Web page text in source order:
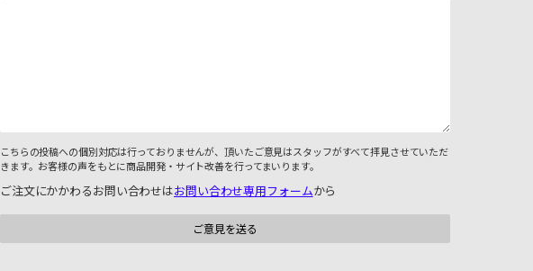
こちらの投稿への個別対応は行っておりませんが、頂いたご意見はスタッフがすべて拝見させていただ
きます。お客様の声をもとに商品開発・サイト改善を行ってまいります。
ご注文にかかわるお問い合わせはお問い合わせ専用フォームから